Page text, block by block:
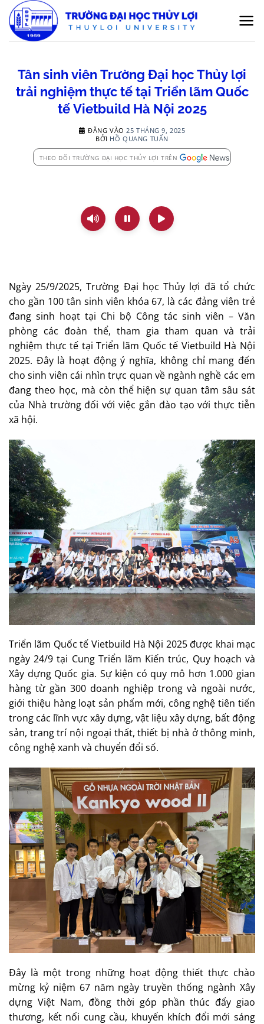
qua
nội
Tân sinh viên Trường Đại học Thủy lợi
trải nghiệm thực tế tại Triển lãm Quốc
tế Vietbuild Hà Nội 2025
ĐĂNG VÀO 25 THÁNG 9, 2025
BỞI HỒ QUANG TUẤN
THEO DÕI TRƯỜNG ĐẠI HỌC THỦY LỢI TRÊN
Ngày 25/9/2025, Trường Đại học Thủy lợi đã tổ chức
cho gần 100 tân sinh viên khóa 67, là các đảng viên trẻ
đang sinh hoạt tại Chi bộ Công tác sinh viên – Văn
phòng các đoàn thể, tham gia tham quan và trải
nghiệm thực tế tại Triển lãm Quốc tế Vietbuild Hà Nội
2025. Đây là hoạt động ý nghĩa, không chỉ mang đến
cho sinh viên cái nhìn trực quan về ngành nghề các em
đang theo học, mà còn thể hiện sự quan tâm sâu sát
của Nhà trường đối với việc gắn đào tạo với thực tiễn
xã hội.
Triển lãm Quốc tế Vietbuild Hà Nội 2025 được khai mạc
ngày 24/9 tại Cung Triển lãm Kiến trúc, Quy hoạch và
Xây dựng Quốc gia. Sự kiện có quy mô hơn 1.000 gian
hàng từ gần 300 doanh nghiệp trong và ngoài nước,
giới thiệu hàng loạt sản phẩm mới, công nghệ tiên tiến
trong các lĩnh vực xây dựng, vật liệu xây dựng, bất động
sản, trang trí nội ngoại thất, thiết bị nhà ở thông minh,
công nghệ xanh và chuyển đổi số.
Đây là một trong những hoạt động thiết thực chào
mừng kỷ niệm 67 năm ngày truyền thống ngành Xây
dựng Việt Nam, đồng thời góp phần thúc đẩy giao
thương, kết nối cung cầu, khuyến khích đổi mới sáng